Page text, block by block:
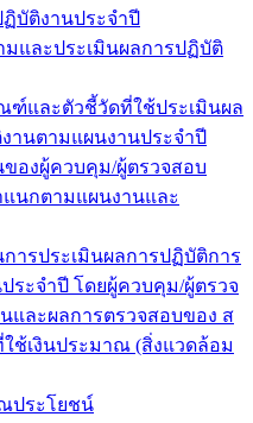
บัติงานประจำปี
มและประเมินผลการปฏิบัติ
ฑ์และตัวชี้วัดที่ใช้ประเมินผล
านตามแผนงานประจำปี
ของผู้ควบคุม/ผู้ตรวจสอบ
แนกตามแผนงานและ
การประเมินผลการปฏิบัติการ
ระจำปี โดยผู้ควบคุม/ผู้ตรวจ
และผลการตรวจสอบของ ส
ใช้เงินประมาณ (สิ่งแวดล้อม
ประโยชน์